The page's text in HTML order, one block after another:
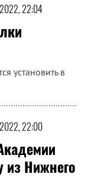
22:04
установить в
22:00
из Нижнего